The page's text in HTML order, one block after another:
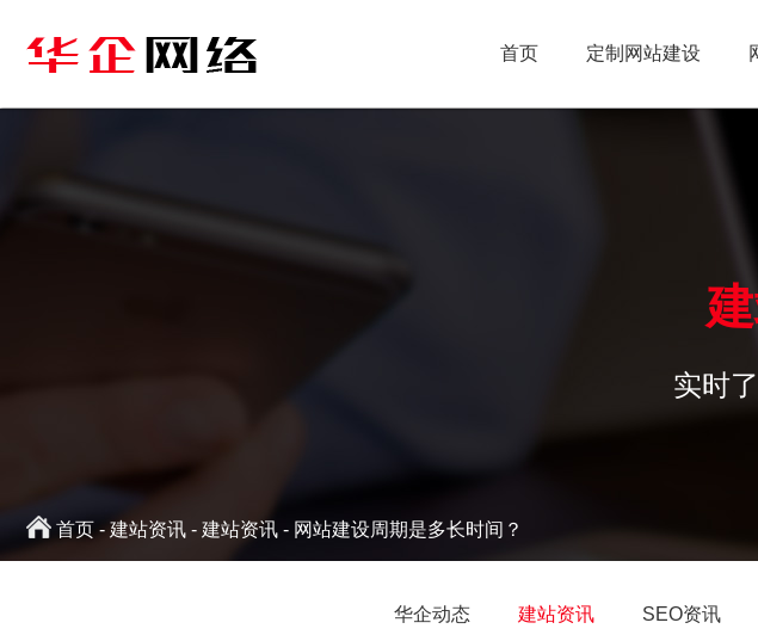
首页 定制网站建设
实时
首页 - 建站资讯 - 建站资讯 - 网站建设周期是多长时间？
华企动态 建站资讯 SEO资讯